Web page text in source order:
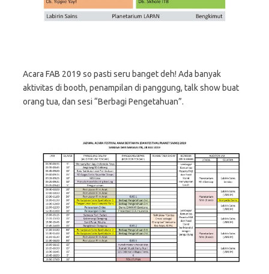
Acara FAB 2019 so pasti seru banget deh! Ada banyak
aktivitas di booth, penampilan di panggung, talk show buat
orang tua, dan sesi “Berbagi Pengetahuan”.